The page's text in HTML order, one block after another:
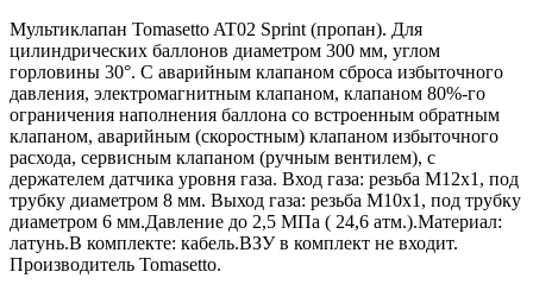
Мультиклапан Tomasetto AT02 Sprint (пропан). Для
цилиндрических баллонов диаметром 300 мм, углом
горловины 30°. С аварийным клапаном сброса избыточного
давления, электромагнитным клапаном, клапаном 80%-го
ограничения наполнения баллона со встроенным обратным
клапаном, аварийным (скоростным) клапаном избыточного
расхода, сервисным клапаном (ручным вентилем), с
держателем датчика уровня газа. Вход газа: резьба M12x1, под
трубку диаметром 8 мм. Выход газа: резьба M10x1, под трубку
диаметром 6 мм.Давление до 2,5 МПа ( 24,6 атм.).Материал:
латунь.В комплекте: кабель.ВЗУ в комплект не входит.
Производитель Tomasetto.